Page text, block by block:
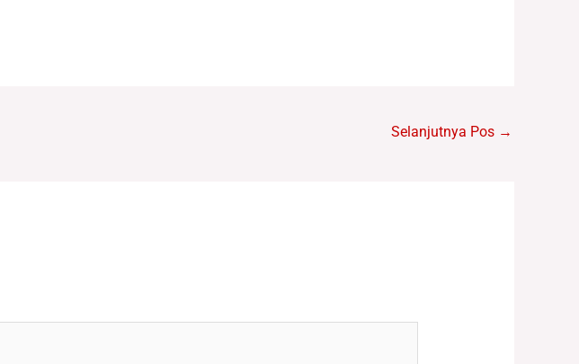
Selanjutnya Pos →